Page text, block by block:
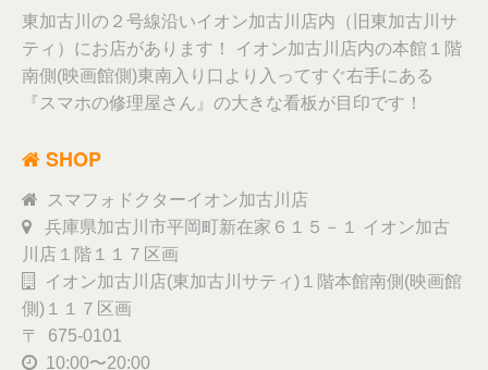
東加古川の２号線沿いイオン加古川店内（旧東加古川サ
ティ）にお店があります！ イオン加古川店内の本館１階
南側(映画館側)東南入り口より入ってすぐ右手にある
『スマホの修理屋さん』の大きな看板が目印です！
SHOP
スマフォドクターイオン加古川店
兵庫県加古川市平岡町新在家６１５－１ イオン加古
川店１階１１７区画
イオン加古川店(東加古川サティ)１階本館南側(映画館
側)１１７区画
〒 675-0101
10:00〜20:00